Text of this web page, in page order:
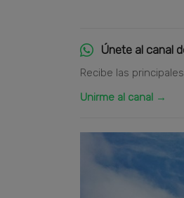
Únete al canal
Recibe las
Unirme al canal →